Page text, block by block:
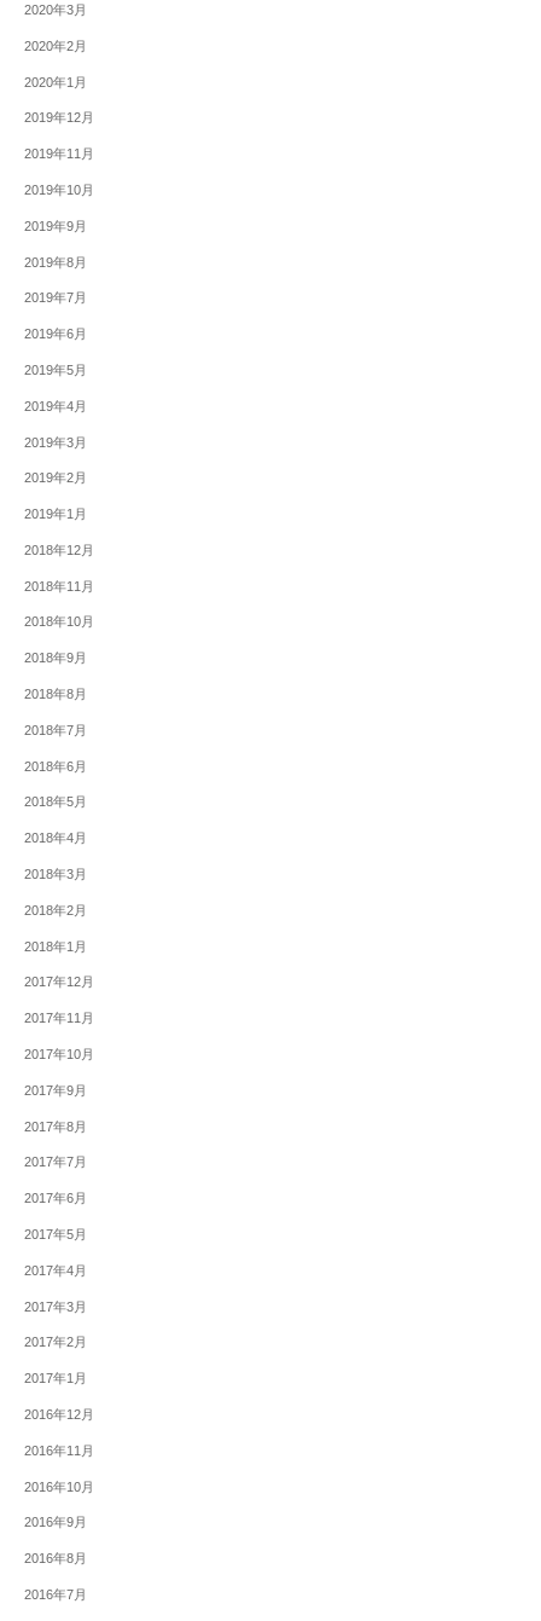
2020年3月
2020年2月
2020年1月
2019年12月
2019年11月
2019年10月
2019年9月
2019年8月
2019年7月
2019年6月
2019年5月
2019年4月
2019年3月
2019年2月
2019年1月
2018年12月
2018年11月
2018年10月
2018年9月
2018年8月
2018年7月
2018年6月
2018年5月
2018年4月
2018年3月
2018年2月
2018年1月
2017年12月
2017年11月
2017年10月
2017年9月
2017年8月
2017年7月
2017年6月
2017年5月
2017年4月
2017年3月
2017年2月
2017年1月
2016年12月
2016年11月
2016年10月
2016年9月
2016年8月
2016年7月